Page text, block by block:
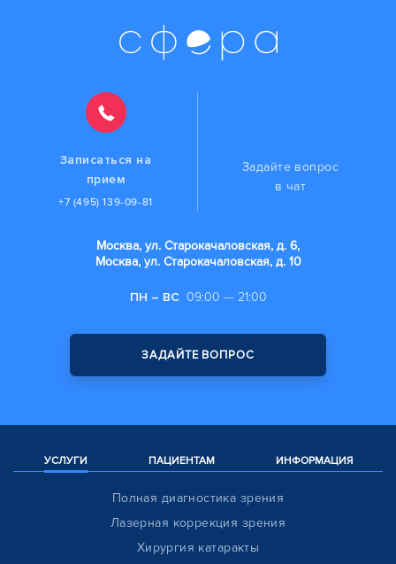
Записаться на
прием
+7 (495) 139-09-81
Задайте вопрос
в чат
Москва, ул. Старокачаловская, д. 6,
Москва, ул. Старокачаловская, д. 10
ПН – ВС 09:00 — 21:00
ЗАДАЙТЕ ВОПРОС
УСЛУГИ ПАЦИЕНТАМ ИНФОРМАЦИЯ
Полная диагностика зрения
Лазерная коррекция зрения
Хирургия катаракты